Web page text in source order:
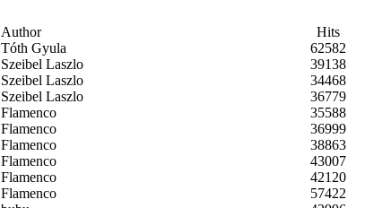
Author
Hits
Tóth Gyula
62582
Szeibel Laszlo
39138
Szeibel Laszlo
34468
Szeibel Laszlo
36779
Flamenco
35588
Flamenco
36999
Flamenco
38863
Flamenco
43007
Flamenco
42120
Flamenco
57422